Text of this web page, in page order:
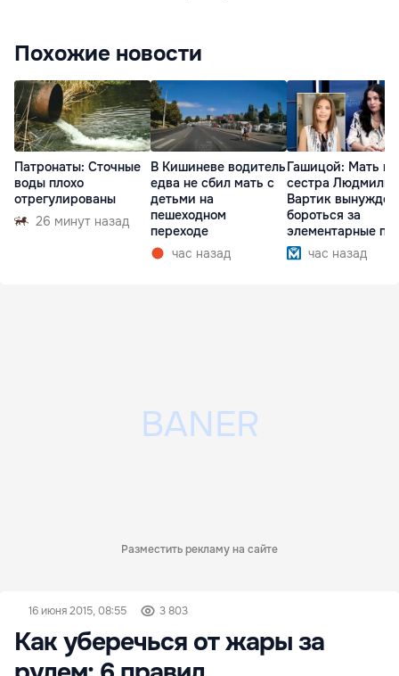
Похожие новости
Патронаты: Сточные
воды плохо
отрегулированы
26 минут назад
В Кишиневе водитель
едва не сбил мать с
детьми на
пешеходном
переходе
час назад
Гашицой: Мать и
сестра Людмилы
Вартик
бороться за
элементарные
час назад
Разместить рекламу на сайте
16 июня 2015, 08:55 3 803
Как уберечься от жары за